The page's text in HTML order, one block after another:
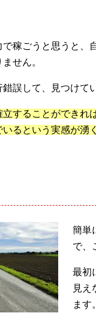
稼ごうと思うと、
せん。
誤して、見つけて
することができれ
るという実感が湧
簡単
で、
最初
見え
ます。